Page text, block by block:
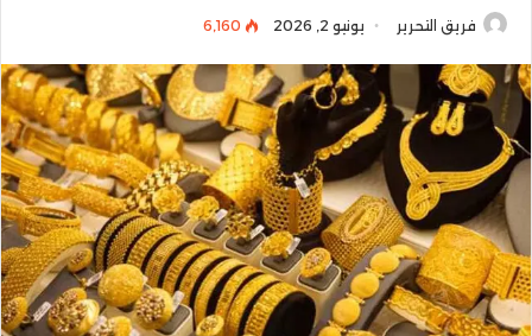
فريق التحرير يونيو 2, 2026 6٬160